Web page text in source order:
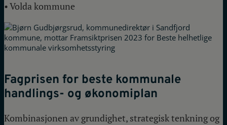
• Volda kommune
Fagprisen for beste kommunale
handlings- og økonomiplan
Kombinasjonen av grundighet, strategisk tenkning og